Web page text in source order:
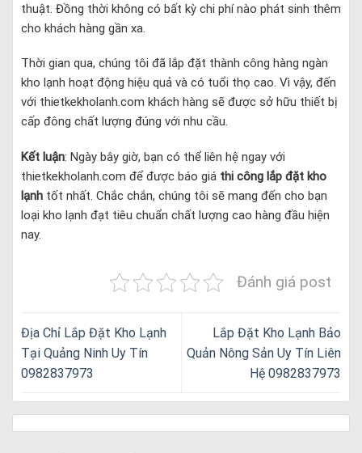
thuật. Đồng thời không có bất kỳ chi phí nào phát sinh thêm
cho khách hàng gần xa.
Thời gian qua, chúng tôi đã lắp đặt thành công hàng ngàn
kho lạnh hoạt động hiệu quả và có tuổi thọ cao. Vì vậy, đến
với thietkekholanh.com khách hàng sẽ được sở hữu thiết bị
cấp đông chất lượng đúng với nhu cầu.
Kết luận: Ngày bây giờ, bạn có thể liên hệ ngay với
thietkekholanh.com để được báo giá thi công lắp đặt kho
lạnh tốt nhất. Chắc chắn, chúng tôi sẽ mang đến cho bạn
loại kho lạnh đạt tiêu chuẩn chất lượng cao hàng đầu hiện
nay.
Đánh giá post
Địa Chỉ Lắp Đặt Kho Lạnh
Tại Quảng Ninh Uy Tín
0982837973
Lắp Đặt Kho Lạnh Bảo
Quản Nông Sản Uy Tín Liên
Hệ 0982837973